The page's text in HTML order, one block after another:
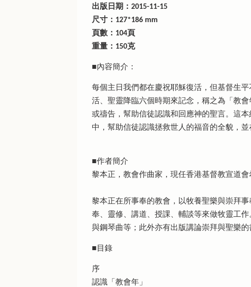
出版日期：2015-11-15
尺寸：127*186 mm
頁數：104頁
重量：150克
■內容簡介：
每個主日我們都在慶祝耶穌復活，但基督生
活、聖靈降臨六個時期來記念，稱之為「教
或禱告，幫助信徒認識和回應神的聖言。這
中，幫助信徒認識拯救世人的福音的全貌，並
■作者簡介
黎本正，教會作曲家，現任香港基督教宣道會
黎本正在所事奉的教會，以牧養聖樂與崇拜
奉、靈修、講道、授課、輔談等來做牧靈工
與鋼琴曲等；此外亦有出版講論崇拜與聖樂的
■目錄
序
認識「教會年」